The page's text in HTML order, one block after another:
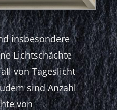
insbesondere
Lichtschächte
von Tageslicht
sind Anzahl
von